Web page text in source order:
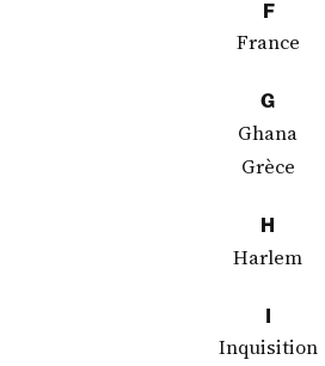
F
France
G
Ghana
Grèce
H
Harlem
Inquisition